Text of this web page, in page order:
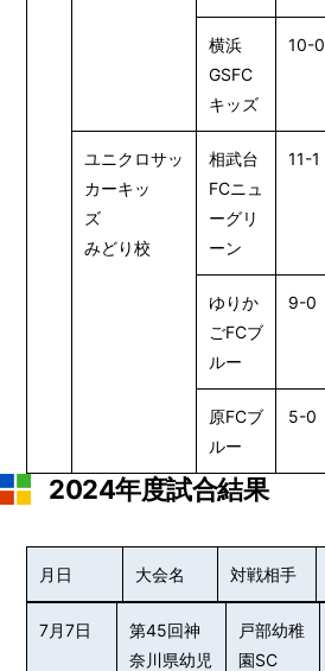
横浜
GSFC
キッズ
10-0
ユニクロサッ
カーキッ
ズ
みどり校
相武台
FCニュ
ーグリ
ーン
11-1
ゆりか
ごFCブ
ルー
9-0
原FCブ
ルー
5-0
2024年度試合結果
月日 大会名 対戦相手
7月7日
第45回神
奈川県幼児
戸部幼稚
園SC